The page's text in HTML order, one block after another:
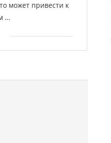
может привести к
…